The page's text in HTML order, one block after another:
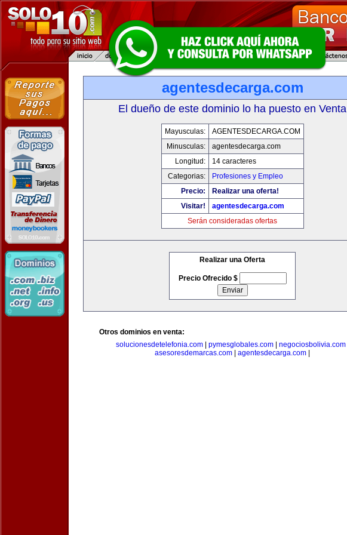
agentesdecarga.com
El dueño de este dominio lo ha puesto en Venta
Mayusculas:
AGENTESDECARGA.COM
Minusculas:
agentesdecarga.com
Longitud:
14 caracteres
Categorias:
Profesiones y Empleo
Precio:
Realizar una oferta!
Visitar!
agentesdecarga.com
Serán consideradas ofertas
Realizar una Oferta
Precio Ofrecido $
Otros dominios en venta:
solucionesdetelefonia.com| pymesglobales.com| negociosbolivia.com|
asesoresdemarcas.com
agentesdecarga.com